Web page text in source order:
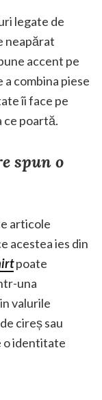
legate de
neapărat
accent pe
combina piese
îi face pe
ce poartă.
spun o
articole
acestea ies din
poate
una
valurile
cireș sau
o identitate